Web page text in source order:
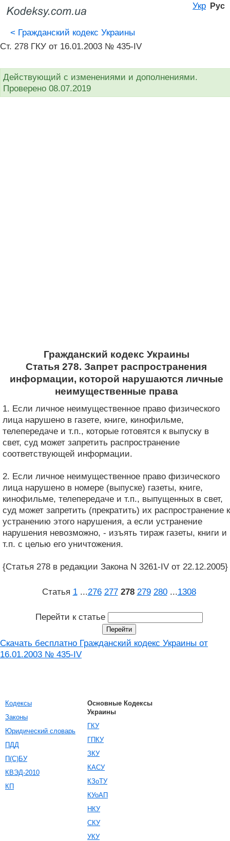
Укр Рус
< Гражданский кодекс Украины
Ст. 278 ГКУ от 16.01.2003 № 435-IV
Действующий с изменениями и дополнениями.
Проверено 08.07.2019
Гражданский кодекс Украины
Статья 278. Запрет распространения
информации, которой нарушаются личные
неимущественные права
1. Если личное неимущественное право физического
лица нарушено в газете, книге, кинофильме,
телепередаче и т.п., которые готовятся к выпуску в
свет, суд может запретить распространение
соответствующей информации.
2. Если личное неимущественное право физического
лица нарушено в номере (выпуске) газеты, книге,
кинофильме, телепередаче и т.п., выпущенных в свет,
суд может запретить (прекратить) их распространение к
устранению этого нарушения, а если устранение
нарушения невозможно, - изъять тираж газеты, книги и
т.п. с целью его уничтожения.
{Статья 278 в редакции Закона N 3261-IV от 22.12.2005}
Статья 1 ...276 277 278 279 280 ...1308
Перейти к статье
Скачать бесплатно Гражданский кодекс Украины от
16.01.2003 № 435-IV
Кодексы
Законы
Юридический словарь
ПДД
П(С)БУ
КВЭД-2010
КП
Основные Кодексы
Украины
ГКУ
ГПКУ
ЗКУ
КАСУ
КЗоТУ
КУоАП
НКУ
СКУ
УКУ